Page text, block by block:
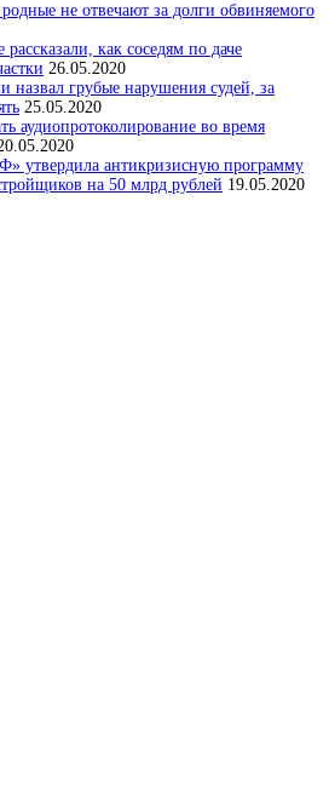
не отвечают за долги обвиняемого
как соседям по даче
26.05.2020
назвал грубые нарушения судей, за
25.05.2020
аудиопротоколирование во время
утвердила антикризисную программу
на 50 млрд рублей 19.05.2020